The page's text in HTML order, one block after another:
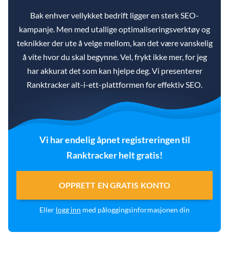
Bak enhver vellykket bedrift ligger en sterk SEO-
kampanje. Men med utallige optimaliseringsverktøy og
teknikker der ute å velge mellom, kan det være vanskelig
å vite hvor du skal begynne. Vel, frykt ikke mer, for jeg
har akkurat det som kan hjelpe deg. Vi presenterer
Ranktracker alt-i-ett-plattformen for effektiv SEO.
Vi har endelig åpnet registreringen til
Ranktracker helt gratis!
OPPRETT EN GRATIS KONTO
Eller logg inn med påloggingsinformasjonen din